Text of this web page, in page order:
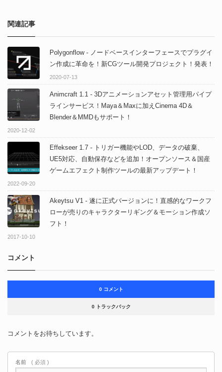
関連記事
Polygonflow - ノードベースインターフェースでプラグイ
ン作成に革命を！新CGツール開発プロジェクト！発表！
2020-07-13
Animcraft 1.1 - 3Dアニメーションアセット管理用パイプ
ラインサービス！Maya＆Maxに加えCinema 4D＆
Blender＆MMDもサポート！
2020-12-02
Effekseer 1.7 - トリガー機能やLOD、データの破棄、
UE5対応、自動保存などを追加！オープンソース＆国産
ゲームエフェクト制作ツールの最新アップデート！
2022-09-20
Akeytsu V1 - 遂に正式バージョンに！直感的なワークフ
ローが売りのキャラクターリギング＆モーション作成ソ
フト！
2017-10-10
コメント
0 コメント
0 トラックバック
コメントをお待ちしています。
名前 ( 必須 )